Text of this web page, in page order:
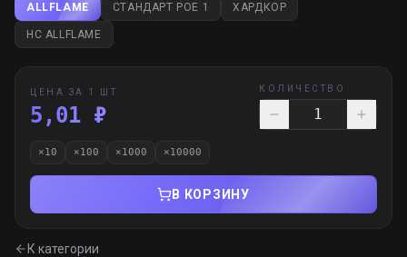
ALLFLAME СТАНДАРТ POE 1 ХАРДКОР
HC ALLFLAME
ЦЕНА ЗА 1 ШТ
5,01 ₽
КОЛИЧЕСТВО
×10 ×100 ×1000 ×10000
В КОРЗИНУ
К категории